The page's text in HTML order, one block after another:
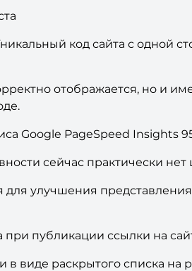
код сайта с одной
отображается, но и
Google PageSpeed Insights
сейчас практически
улучшения
публикации ссылки на
виде раскрытого списка на